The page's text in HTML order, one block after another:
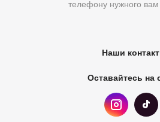
телефону нужного вам
Наши
Оставайтесь на